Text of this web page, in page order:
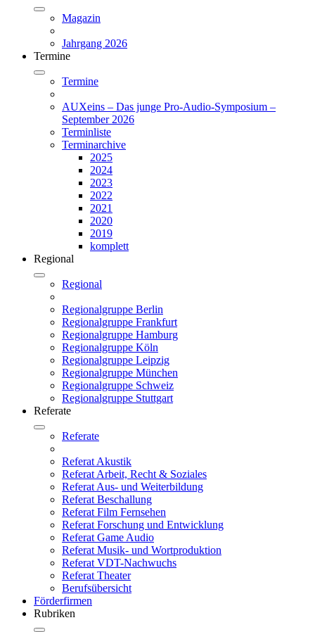
Magazin
Jahrgang 2026
Termine
Termine
AUXeins – Das junge Pro-Audio-Symposium –
September 2026
Terminliste
Terminarchive
2025
2024
2023
2022
2021
2020
2019
komplett
Regional
Regional
Regionalgruppe Berlin
Regionalgruppe Frankfurt
Regionalgruppe Hamburg
Regionalgruppe Köln
Regionalgruppe Leipzig
Regionalgruppe München
Regionalgruppe Schweiz
Regionalgruppe Stuttgart
Referate
Referate
Referat Akustik
Referat Arbeit, Recht & Soziales
Referat Aus- und Weiterbildung
Referat Beschallung
Referat Film Fernsehen
Referat Forschung und Entwicklung
Referat Game Audio
Referat Musik- und Wortproduktion
Referat VDT-Nachwuchs
Referat Theater
Berufsübersicht
Förderfirmen
Rubriken